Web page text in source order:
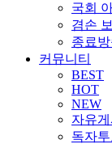
국회
겸손
종료
커뮤니티
BEST
HOT
NEW
자유
독자투